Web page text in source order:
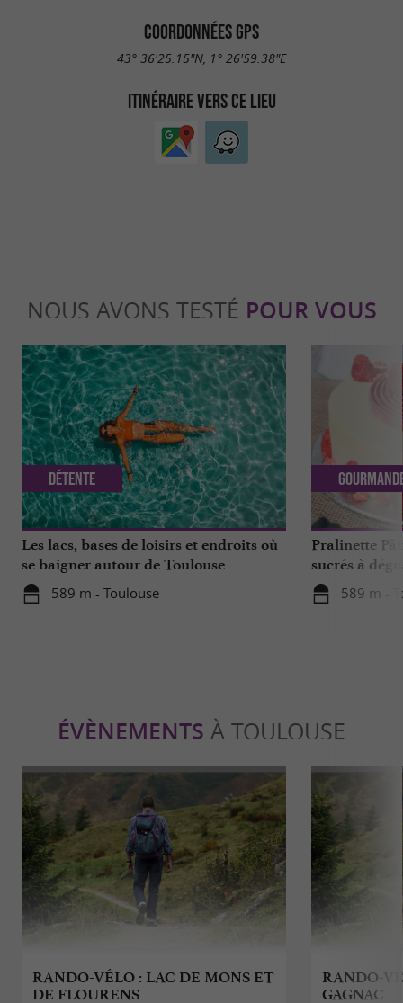
COORDONNÉES GPS
43° 36'25.15"N, 1° 26'59.38"E
ITINÉRAIRE VERS CE LIEU
NOUS AVONS TESTÉ POUR VOUS
Les lacs, bases de loisirs et endroits où
se baigner autour de Toulouse
589 m - Toulouse
Détente
Pralinette
sucrés à
de Toulouse
589 m -
ÉVÈNEMENTS À TOULOUSE
RANDO-VÉLO : LAC DE MONS ET
DE FLOURENS
RANDO-
GAGNAC